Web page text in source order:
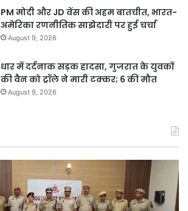
PM मोदी और JD वेंस की अहम बातचीत, भारत-
अमेरिका रणनीतिक साझेदारी पर हुई चर्चा
August 9, 2026
धार में दर्दनाक सड़क हादसा, गुजरात के युवकों
की वैन को ट्रॉले ने मारी टक्कर; 6 की मौत
August 9, 2026